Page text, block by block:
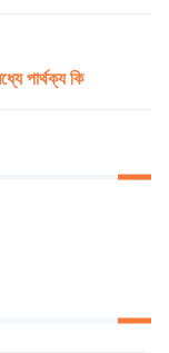
পার্থক্য কি